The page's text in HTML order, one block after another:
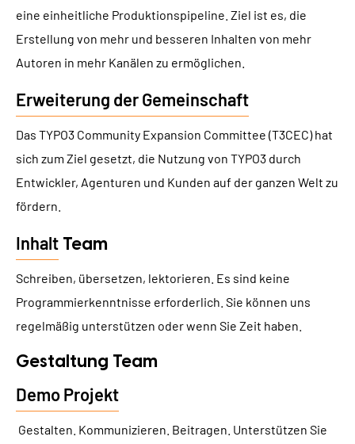
eine einheitliche Produktionspipeline. Ziel ist es, die
Erstellung von mehr und besseren Inhalten von mehr
Autoren in mehr Kanälen zu ermöglichen.
Erweiterung der Gemeinschaft
Das TYPO3 Community Expansion Committee (T3CEC) hat
sich zum Ziel gesetzt, die Nutzung von TYPO3 durch
Entwickler, Agenturen und Kunden auf der ganzen Welt zu
fördern.
Inhalt Team
Schreiben, übersetzen, lektorieren. Es sind keine
Programmierkenntnisse erforderlich. Sie können uns
regelmäßig unterstützen oder wenn Sie Zeit haben.
Gestaltung Team
Demo Projekt
Gestalten. Kommunizieren. Beitragen. Unterstützen Sie